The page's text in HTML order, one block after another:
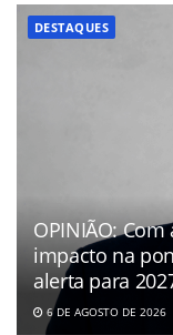
DESTAQUES
OPINIÃO: Com
impacto na
alerta para
6 DE AGOSTO DE 2026